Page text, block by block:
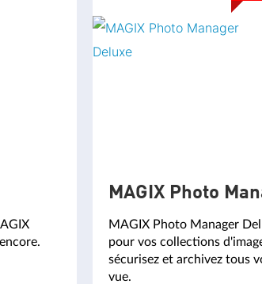
MAGIX Photo
MAGIX Photo Manager
pour vos collections
sécurisez et archivez tous
vue.